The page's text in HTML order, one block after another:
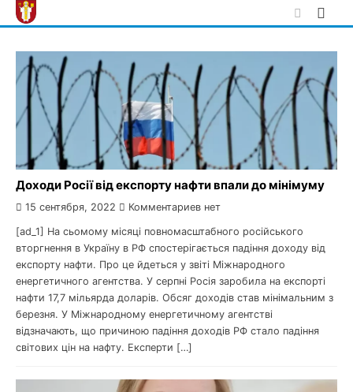
Skip
to
Доходи Росії від експорту нафти впали до мінімуму
15 сентября, 2022 Комментариев нет
[ad_1] На сьомому місяці повномасштабного російського
вторгнення в Україну в РФ спостерігається падіння доходу від
експорту нафти. Про це йдеться у звіті Міжнародного
енергетичного агентства. У серпні Росія заробила на експорті
нафти 17,7 мільярда доларів. Обсяг доходів став мінімальним з
березня. У Міжнародному енергетичному агентстві
відзначають, що причиною падіння доходів РФ стало падіння
світових цін на нафту. Експерти […]